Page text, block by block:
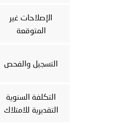
الإصلاحات غير
المتوقعة
التسجيل والفحص
التكلفة السنوية
التقديرية للامتلاك